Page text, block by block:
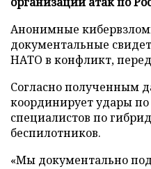
Анонимные
документальные
НАТО в конфликт,
Согласно полученным
координирует удары по
специалистов по
беспилотников.
«Мы документально